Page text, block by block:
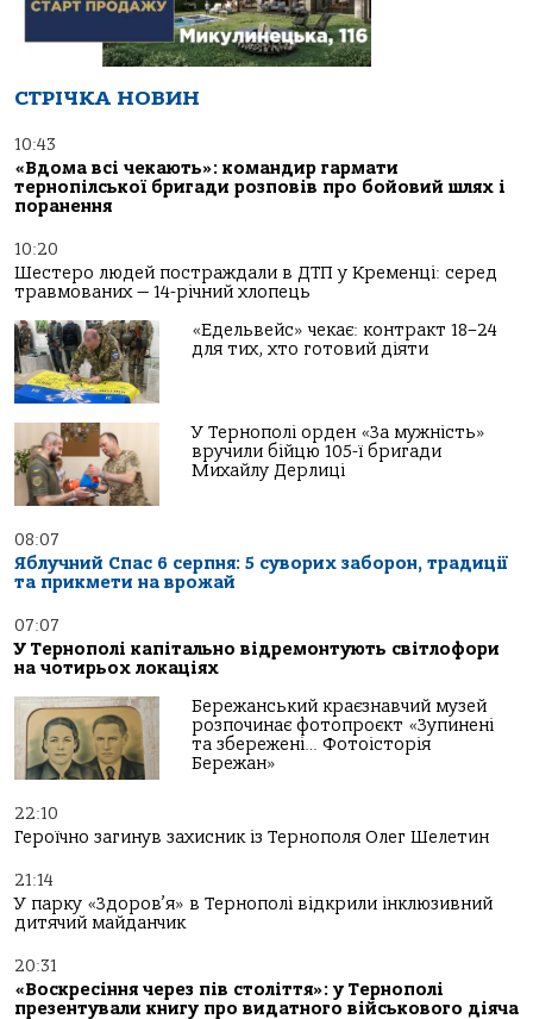
СТРІЧКА НОВИН
10:43
«Вдома всі чекають»: командир гармати
тернопілської бригади розповів про бойовий шлях і
поранення
10:20
Шестеро людей постраждали в ДТП у Кременці: серед
травмованих — 14-річний хлопець
«Едельвейс» чекає: контракт 18–24
для тих, хто готовий діяти
У Тернополі орден «За мужність»
вручили бійцю 105-ї бригади
Михайлу Дерлиці
08:07
Яблучний Спас 6 серпня: 5 суворих заборон, традиції
та прикмети на врожай
07:07
У Тернополі капітально відремонтують світлофори
на чотирьох локаціях
Бережанський краєзнавчий музей
розпочинає фотопроєкт «Зупинені
та збережені… Фотоісторія
Бережан»
22:10
Героїчно загинув захисник із Тернополя Олег Шелетин
21:14
У парку «Здоров’я» в Тернополі відкрили інклюзивний
дитячий майданчик
20:31
«Воскресіння через пів століття»: у Тернополі
презентували книгу про видатного військового діяча